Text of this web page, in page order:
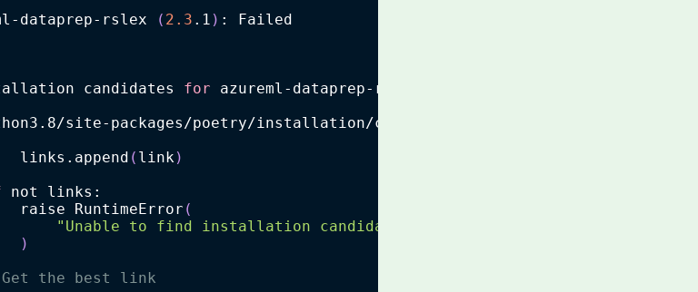
dataprep-rslex
( 2.3 .1 ) : Failed
candidates for azureml-dataprep-rslex
site-packages/poetry/installation/chooser.py:72
( link)
not links:
RuntimeError (
"Unable to find installation candidates for {}"
)
the best link